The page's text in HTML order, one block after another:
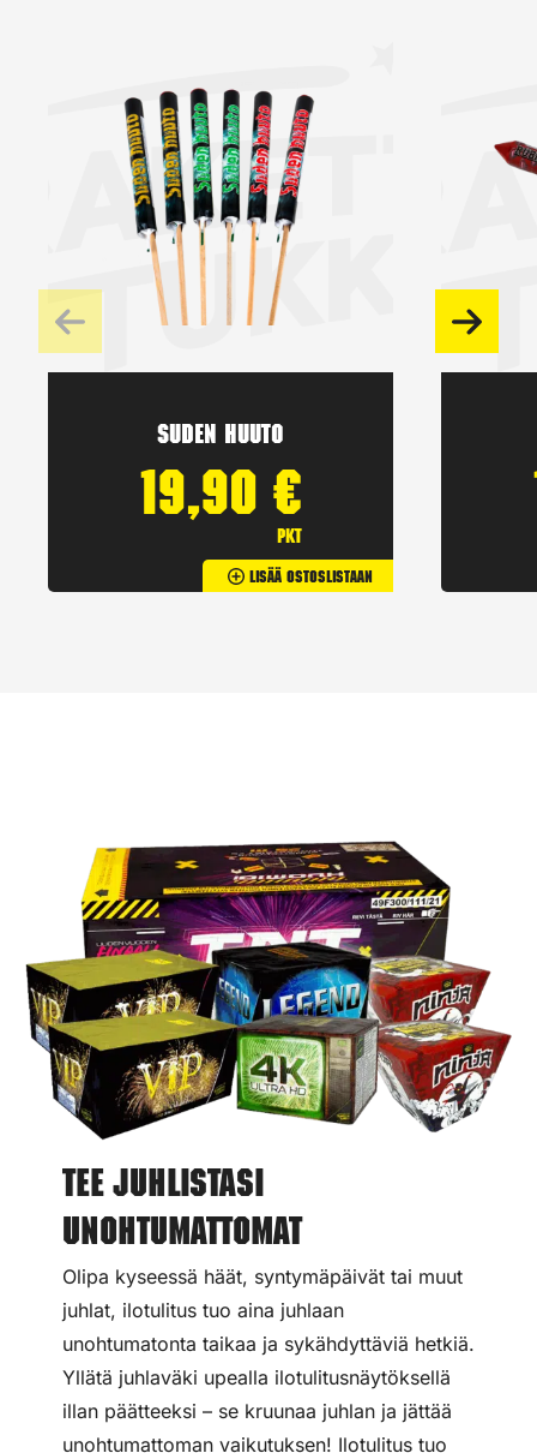
Suden huuto
19,90 €
pkt
Lisää Ostoslistaan
Tee juhlistasi
unohtumattomat
Olipa kyseessä häät, syntymäpäivät tai muut
juhlat, ilotulitus tuo aina juhlaan
unohtumatonta taikaa ja sykähdyttäviä hetkiä.
Yllätä juhlaväki upealla ilotulitusnäytöksellä
illan päätteeksi – se kruunaa juhlan ja jättää
unohtumattoman vaikutuksen! Ilotulitus tuo